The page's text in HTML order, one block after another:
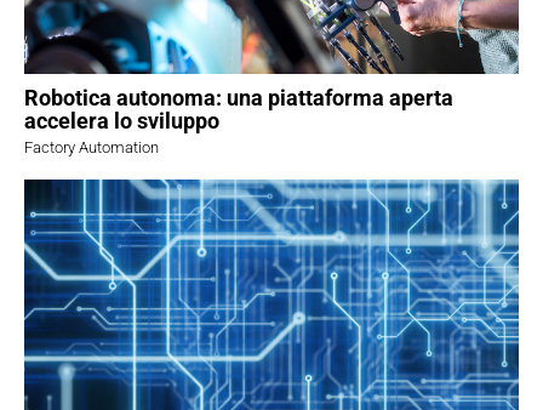
Robotica autonoma: una piattaforma aperta
accelera lo sviluppo
Factory Automation